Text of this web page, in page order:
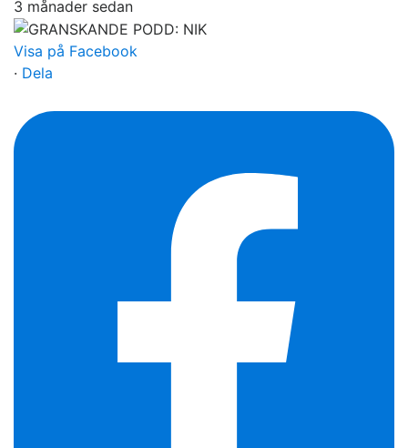
3 månader sedan
Visa på Facebook
· Dela